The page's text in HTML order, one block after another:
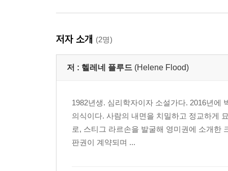
저자 소개 (2명)
저 : 헬레네 플루드 (Helene Flood)
1982년생. 심리학자이자 소설가다. 2016년에
의식이다. 사람의 내면을 치밀하고 정교하게
로, 스티그 라르손을 발굴해 영미권에 소개한
판권이 계약되며 ...